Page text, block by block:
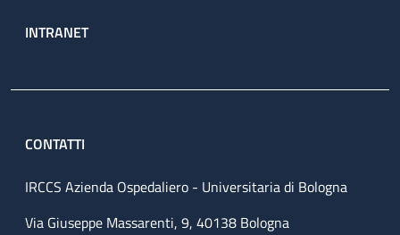
INTRANET
CONTATTI
IRCCS Azienda Ospedaliero - Universitaria di Bologna
Via Giuseppe Massarenti, 9, 40138 Bologna